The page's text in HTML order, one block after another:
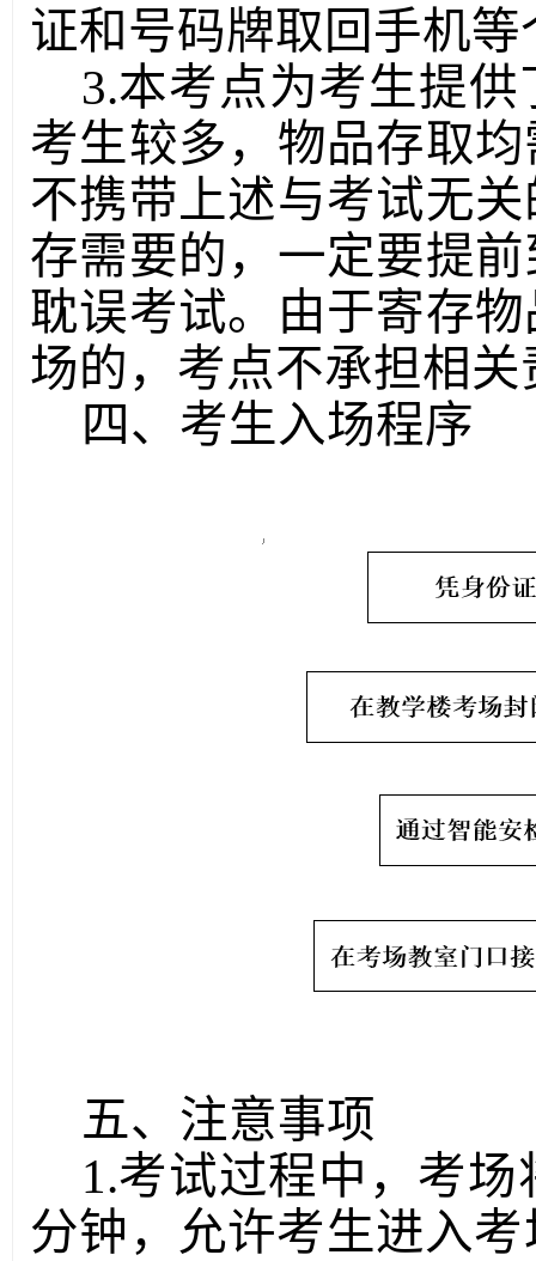
证和号码牌取回手机
3.本考点为考生提
考生较多，物品存取
不携带上述与考试无
存需要的，一定要提
耽误考试。由于寄存
场的，考点不承担相关
四、考生入场程序
五、注意事项
1.考试过程中，考
分钟，允许考生进入